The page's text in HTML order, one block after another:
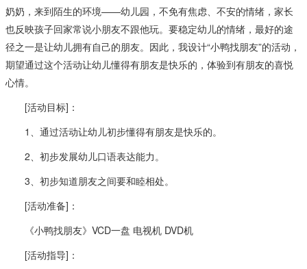
奶奶，来到陌生的环境——幼儿园，不免有焦虑、不安的情绪，家长
也反映孩子回家常说小朋友不跟他玩。要稳定幼儿的情绪，最好的途
径之一是让幼儿拥有自己的朋友。因此，我设计“小鸭找朋友”的活动，
期望通过这个活动让幼儿懂得有朋友是快乐的，体验到有朋友的喜悦
心情。
[活动目标]：
1、通过活动让幼儿初步懂得有朋友是快乐的。
2、初步发展幼儿口语表达能力。
3、初步知道朋友之间要和睦相处。
[活动准备]：
《小鸭找朋友》VCD一盘 电视机 DVD机
[活动指导]：